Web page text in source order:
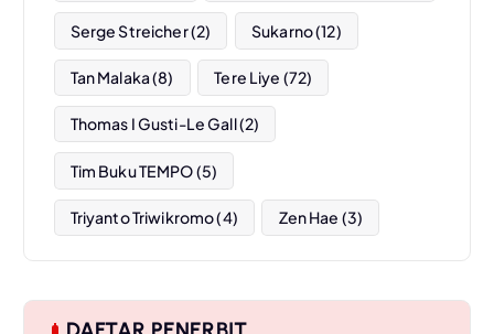
Serge Streicher(2) Sukarno(12)
Tan Malaka(8) Tere Liye (72)
Thomas I Gusti-Le Gall(2)
Tim Buku TEMPO(5)
Triyanto Triwikromo(4) Zen Hae (3)